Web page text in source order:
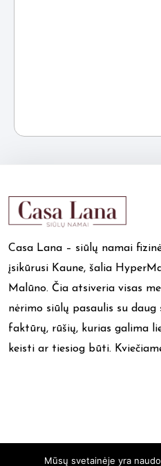
Casa Lana – siūlų namai
įsikūrusi Kaune, šalia
Malūno. Čia atsiveria visas
nėrimo siūlų pasaulis su daug
faktūrų, rūšių, kurias galima
keisti ar tiesiog būti.
Mūsų svetainėje yra